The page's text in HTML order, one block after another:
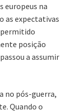
europeus na
as expectativas
permitido
posição
a assumir
no pós-guerra,
Quando o